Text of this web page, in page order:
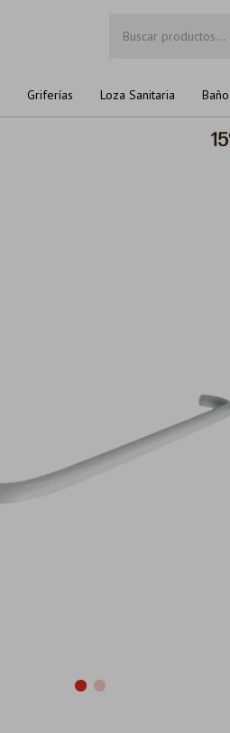
Griferías Loza Sanitaria Baño